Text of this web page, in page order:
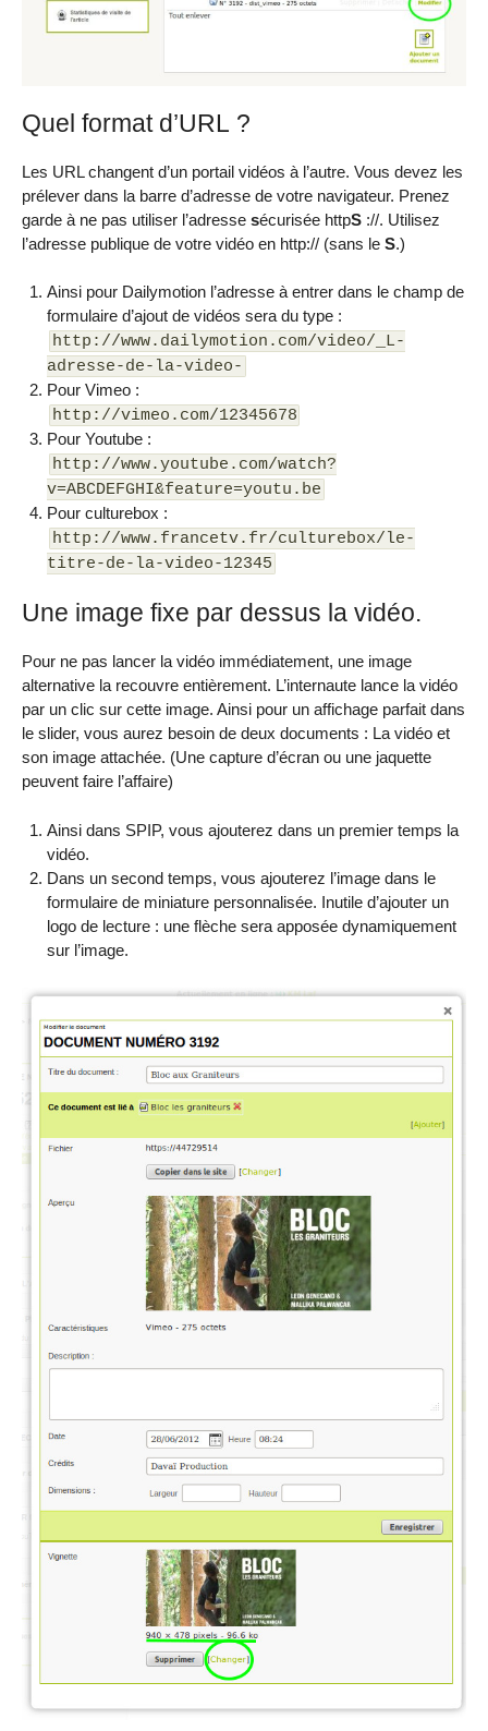
Quel format d’URL ?
Les URL changent d’un portail vidéos à l’autre. Vous devez les
prélever dans la barre d’adresse de votre navigateur. Prenez
garde à ne pas utiliser l’adresse sécurisée httpS ://. Utilisez
l’adresse publique de votre vidéo en http:// (sans le S.)
Ainsi pour Dailymotion l’adresse à entrer dans le champ de
formulaire d’ajout de vidéos sera du type :
http://www.dailymotion.com/video/_L-
adresse-de-la-video-
Pour Vimeo :
http://vimeo.com/12345678
Pour Youtube :
http://www.youtube.com/watch?
v=ABCDEFGHI&feature=youtu.be
Pour culturebox :
http://www.francetv.fr/culturebox/le-
titre-de-la-video-12345
Une image fixe par dessus la vidéo.
Pour ne pas lancer la vidéo immédiatement, une image
alternative la recouvre entièrement. L’internaute lance la vidéo
par un clic sur cette image. Ainsi pour un affichage parfait dans
le slider, vous aurez besoin de deux documents : La vidéo et
son image attachée. (Une capture d’écran ou une jaquette
peuvent faire l’affaire)
Ainsi dans SPIP, vous ajouterez dans un premier temps la
vidéo.
Dans un second temps, vous ajouterez l’image dans le
formulaire de miniature personnalisée. Inutile d’ajouter un
logo de lecture : une flèche sera apposée dynamiquement
sur l’image.